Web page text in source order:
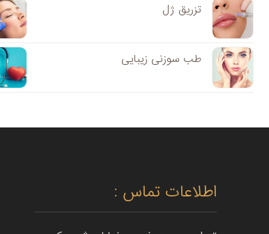
تزریق ژل
طب سوزنی زیبایی
اطلاعات تماس :